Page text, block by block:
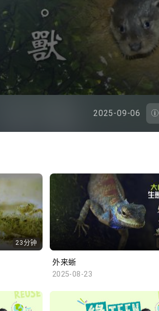
2025-09-06
23分钟
外来蜥
2025-08-23